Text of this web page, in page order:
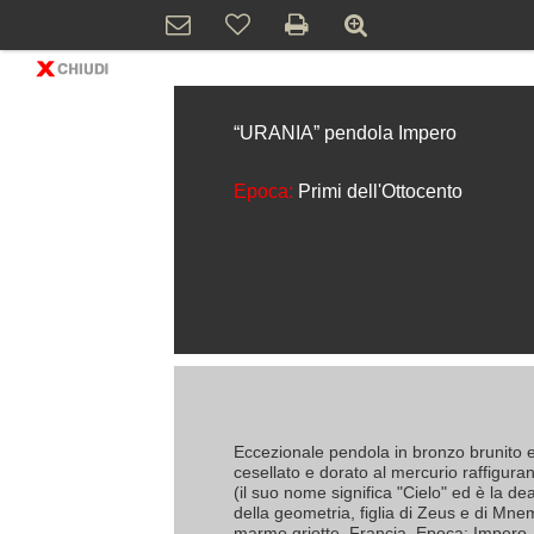
“URANIA” pendola Impero
Epoca: Primi dell'Ottocento
Eccezionale pendola in bronzo brunito
cesellato e dorato al mercurio
(il suo nome significa "Cielo" ed è la
della geometria, figlia di Zeus e di